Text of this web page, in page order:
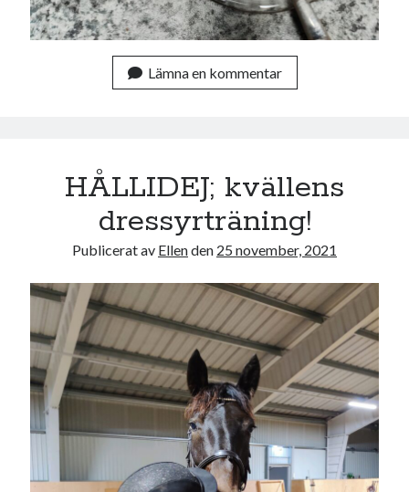
Lämna en kommentar
HÅLLIDEJ; kvällens
dressyrträning!
Publicerat av Ellenden 25 november, 2021